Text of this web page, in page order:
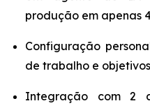
produção em apenas
Configuração
de trabalho e
Integração com 2